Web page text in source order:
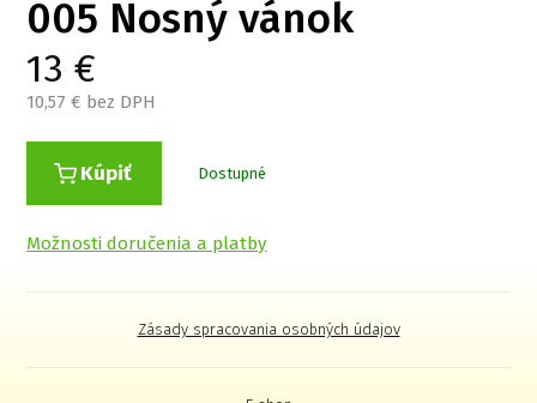
005 Nosný vánok
13 €
10,57 € bez DPH
Kúpiť Dostupné
Možnosti doručenia a platby
Zásady spracovania osobných údajov